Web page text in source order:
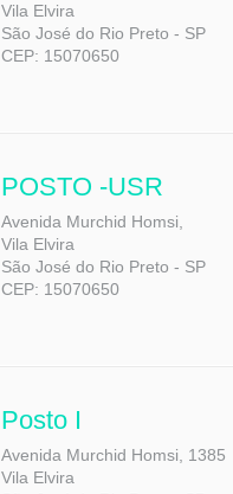
Vila Elvira
São José do Rio Preto - SP
CEP: 15070650
POSTO -USR
Avenida Murchid Homsi,
Vila Elvira
São José do Rio Preto - SP
CEP: 15070650
Posto I
Avenida Murchid Homsi, 1385
Vila Elvira